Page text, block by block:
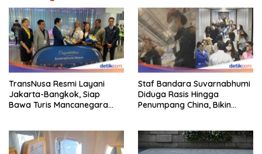
TransNusa Resmi Layani
Jakarta-Bangkok, Siap
Bawa Turis Mancanegara
Staf Bandara Suvarnabhumi
Diduga Rasis Hingga
Penumpang China, Bikin